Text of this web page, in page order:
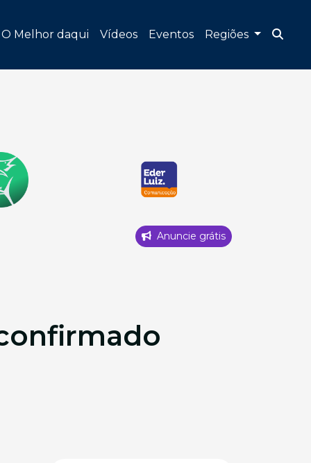
O Melhor daqui Vídeos Eventos Regiões
Anuncie grátis